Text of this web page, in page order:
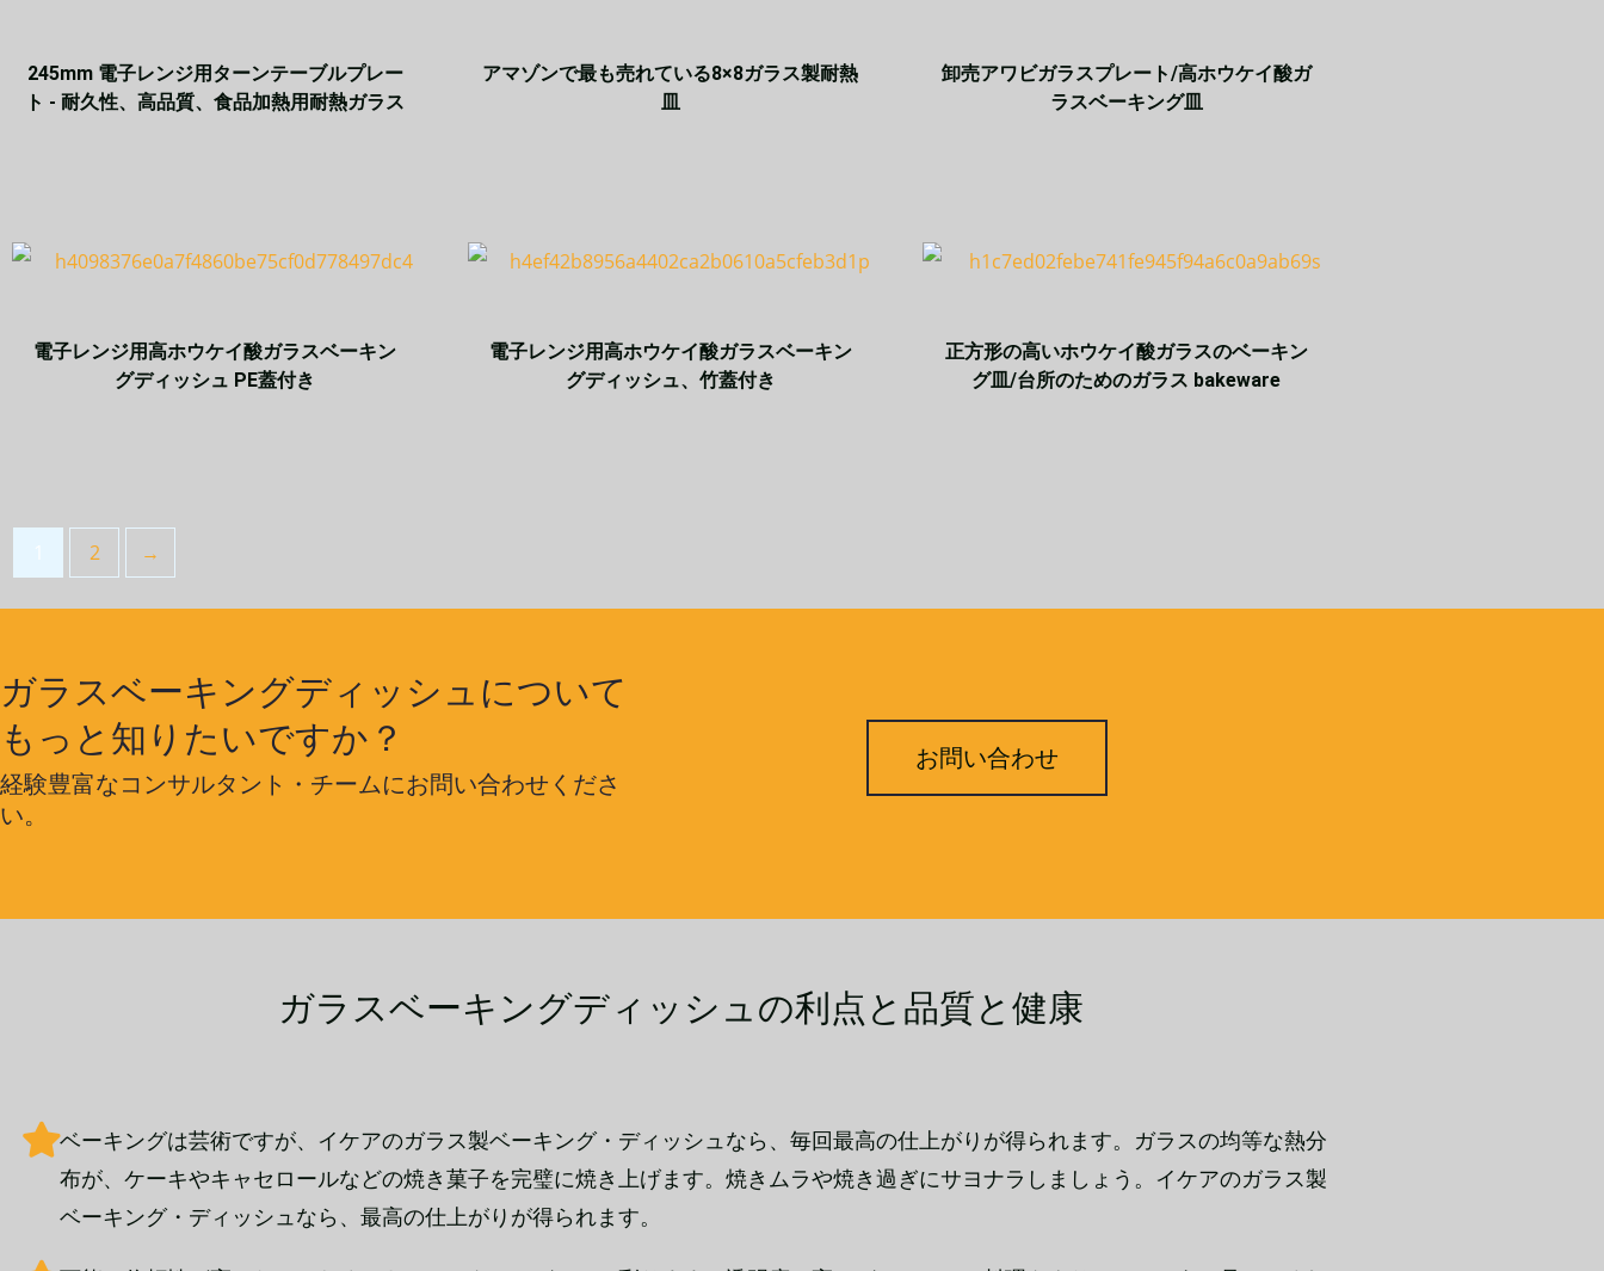
245mm 電子レンジ用ターンテーブルプレー
ト - 耐久性、高品質、食品加熱用耐熱ガラス
アマゾンで最も売れている8×8ガラス製耐熱
皿
卸売アワビガラスプレート/高ホウケイ酸ガ
ラスベーキング皿
電子レンジ用高ホウケイ酸ガラスベーキン
グディッシュ PE蓋付き
電子レンジ用高ホウケイ酸ガラスベーキン
グディッシュ、竹蓋付き
正方形の高いホウケイ酸ガラスのベーキン
グ皿/台所のためのガラス bakeware
2 →
ガラスベーキングディッシュについて
もっと知りたいですか？
経験豊富なコンサルタント・チームにお問い合わせくださ
い。
お問い合わせ
ガラスベーキングディッシュの利点と品質と健康
ベーキングは芸術ですが、イケアのガラス製ベーキング・ディッシュなら、毎回最高の仕上がりが得られます。ガラスの均等な熱分
布が、ケーキやキャセロールなどの焼き菓子を完璧に焼き上げます。焼きムラや焼き過ぎにサヨナラしましょう。イケアのガラス製
ベーキング・ディッシュなら、最高の仕上がりが得られます。